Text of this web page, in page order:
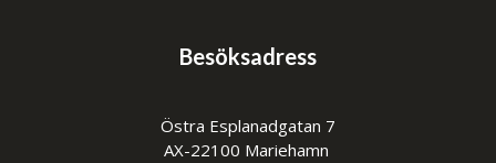
Besöksadress
Östra Esplanadgatan 7
AX-22100 Mariehamn